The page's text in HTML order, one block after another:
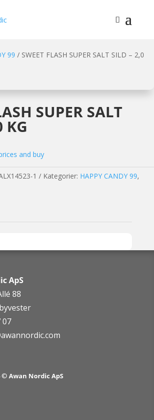
99 / SWEET FLASH SUPER SALT SILD – 2,0
SUPER SALT
KG
and buy
1 Kategorier: HAPPY CANDY 99,
ApS
88
07
m
© Awan Nordic ApS